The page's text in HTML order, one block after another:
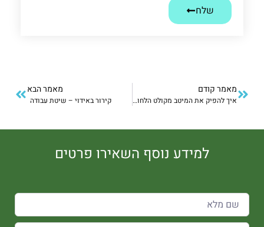
שלח
מאמר קודם
איך להפיק את המיטב מקולט הלחות שלכם ?
מאמר הבא
קירור באידוי – שיטת עבודה
למידע נוסף השאירו פרטים